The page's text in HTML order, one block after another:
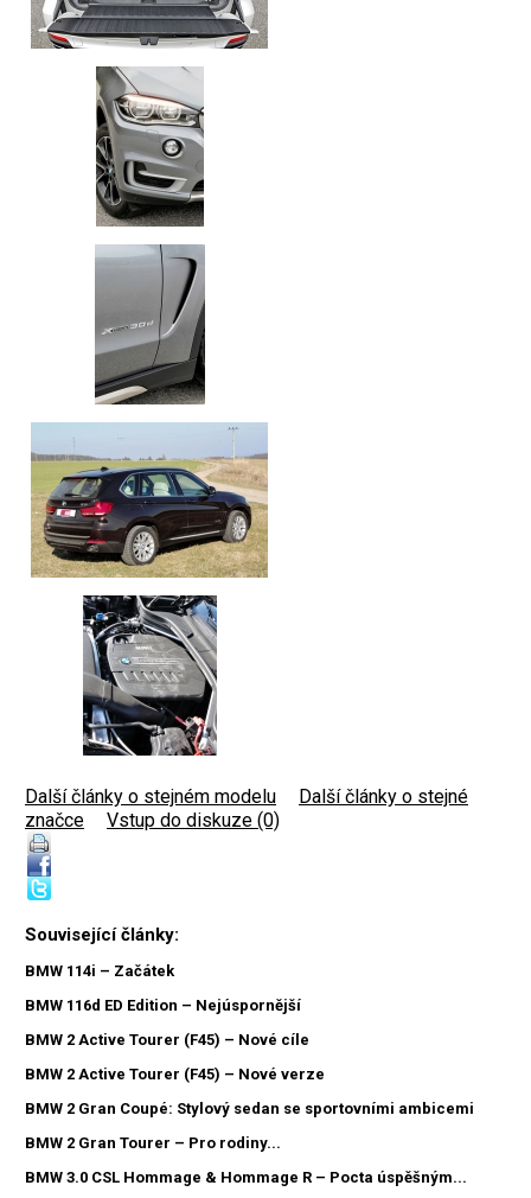
Další články o stejném modelu
Další články o stejné
značce
Vstup do diskuze (0)
Související články:
BMW 114i – Začátek
BMW 116d ED Edition – Nejúspornější
BMW 2 Active Tourer (F45) – Nové cíle
BMW 2 Active Tourer (F45) – Nové verze
BMW 2 Gran Coupé: Stylový sedan se sportovními ambicemi
BMW 2 Gran Tourer – Pro rodiny...
BMW 3.0 CSL Hommage & Hommage R – Pocta úspěšným...